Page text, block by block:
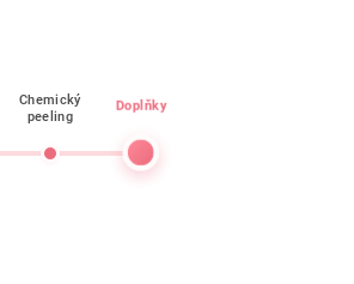
Chemický
peeling
Doplňky